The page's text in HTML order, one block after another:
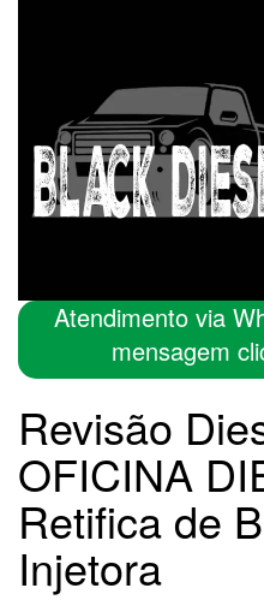
Atendimento via
mensagem
Revisão
OFICINA
Retifica de
Injetora